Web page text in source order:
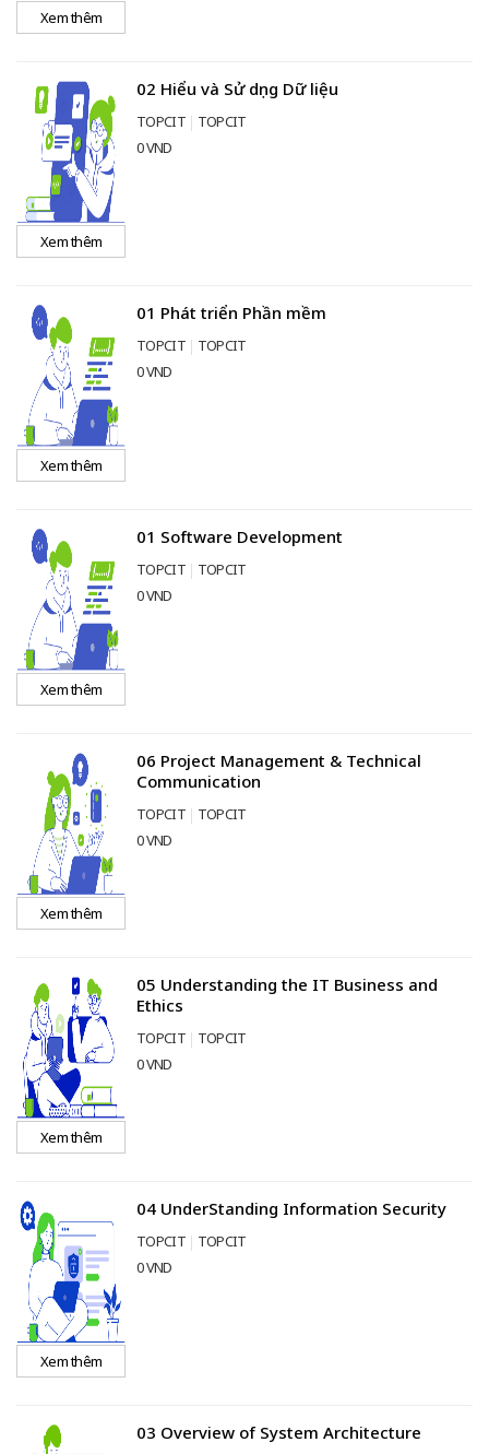
Xem thêm
02 Hiểu và Sử dụng Dữ liệu
TOPCIT
TOPCIT
0 VND
Xem thêm
01 Phát triển Phần mềm
TOPCIT
TOPCIT
0 VND
Xem thêm
01 Software Development
TOPCIT
TOPCIT
0 VND
Xem thêm
06 Project Management & Technical
Communication
TOPCIT
TOPCIT
0 VND
Xem thêm
05 Understanding the IT Business and
Ethics
TOPCIT
TOPCIT
0 VND
Xem thêm
04 UnderStanding Information Security
TOPCIT
TOPCIT
0 VND
Xem thêm
03 Overview of System Architecture